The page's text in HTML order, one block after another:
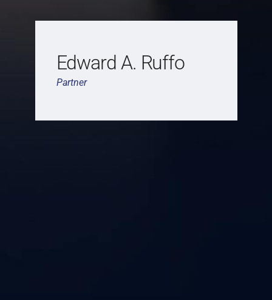
Edward A. Ruffo
Partner